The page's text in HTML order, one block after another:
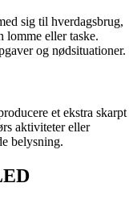
sig til hverdagsbrug,
lomme eller taske.
og nødsituationer.
et ekstra skarpt
aktiviteter eller
belysning.